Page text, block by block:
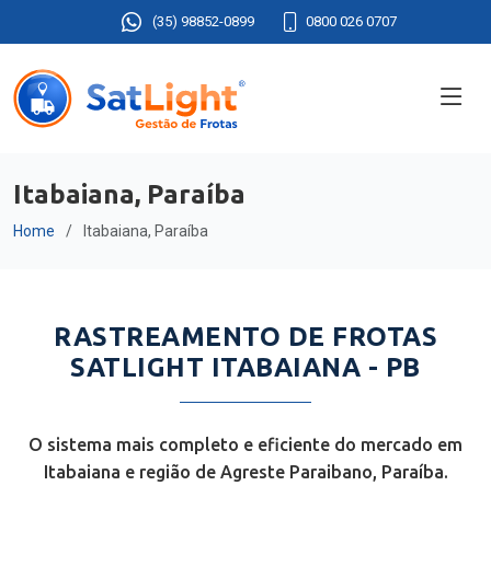
(35) 98852-0899 0800 026 0707
Itabaiana, Paraíba
Home Itabaiana, Paraíba
RASTREAMENTO DE FROTAS
SATLIGHT ITABAIANA - PB
O sistema mais completo e eficiente do mercado em
Itabaiana e região de Agreste Paraibano, Paraíba.